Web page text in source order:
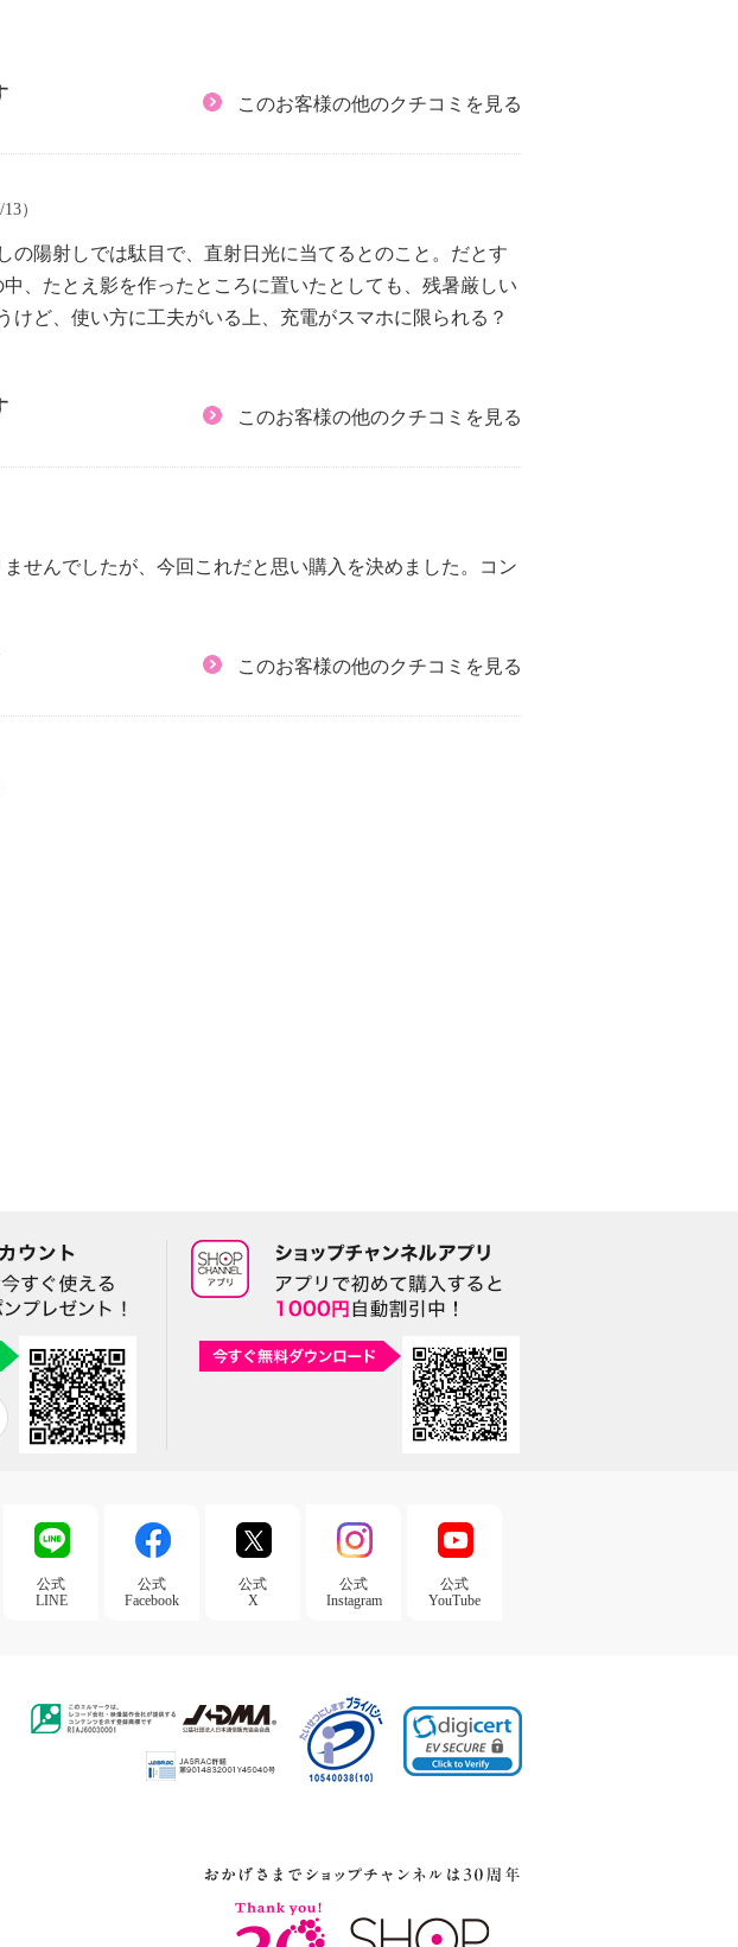
このお客様の他のクチコミを見る
）
陽射しでは駄目で、直射日光に当てるとのこと。だとす
、たとえ影を作ったところに置いたとしても、残暑厳しい
ど、使い方に工夫がいる上、充電がスマホに限られる？
このお客様の他のクチコミを見る
せんでしたが、今回これだと思い購入を決めました。コン
このお客様の他のクチコミを見る
公式
LINE
公式
Facebook
公式
X
公式
Instagram
公式
YouTube